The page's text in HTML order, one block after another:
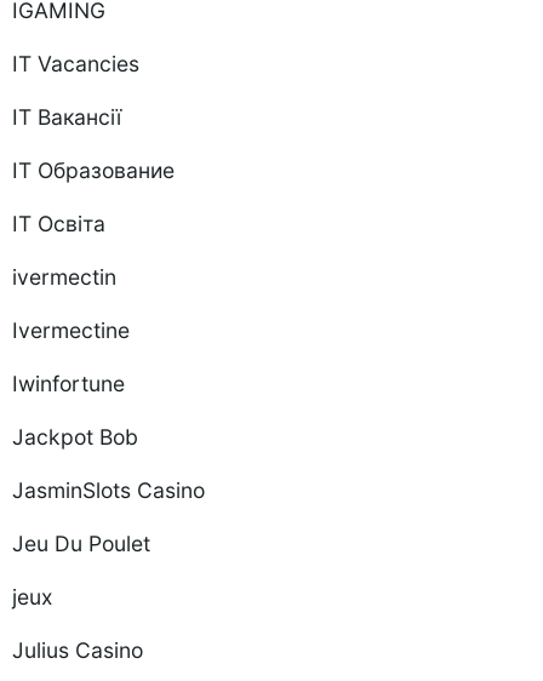
IGAMING
IT Vacancies
IT Вакансії
IT Образование
IT Освіта
ivermectin
Ivermectine
Iwinfortune
Jackpot Bob
JasminSlots Casino
Jeu Du Poulet
jeux
Julius Casino